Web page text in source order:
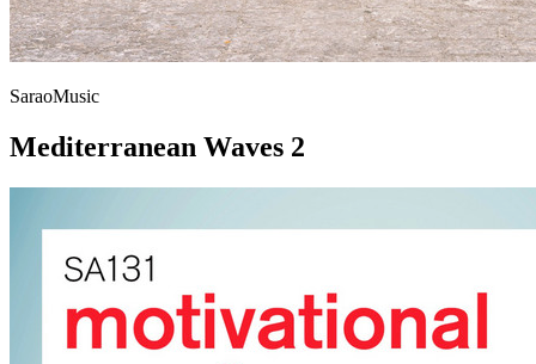
SaraoMusic
Mediterranean Waves 2